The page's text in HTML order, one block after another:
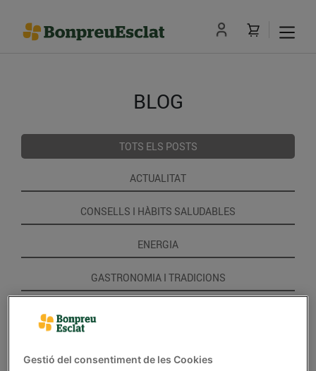
BLOG
TOTS ELS POSTS
ACTUALITAT
CONSELLS I HÀBITS SALUDABLES
ENERGIA
GASTRONOMIA I TRADICIONS
Gestió del consentiment de les Cookies